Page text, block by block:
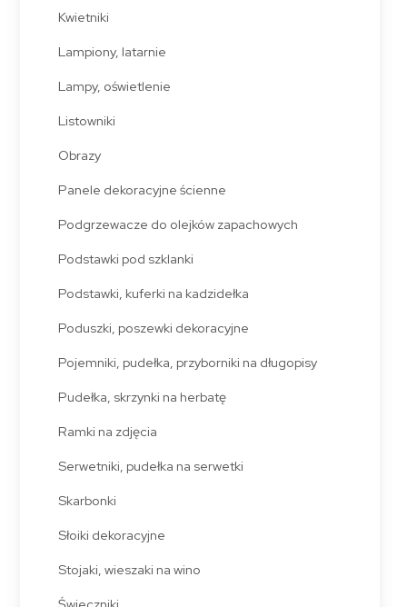
Kwietniki
Lampiony, latarnie
Lampy, oświetlenie
Listowniki
Obrazy
Panele dekoracyjne ścienne
Podgrzewacze do olejków zapachowych
Podstawki pod szklanki
Podstawki, kuferki na kadzidełka
Poduszki, poszewki dekoracyjne
Pojemniki, pudełka, przyborniki na długopisy
Pudełka, skrzynki na herbatę
Ramki na zdjęcia
Serwetniki, pudełka na serwetki
Skarbonki
Słoiki dekoracyjne
Stojaki, wieszaki na wino